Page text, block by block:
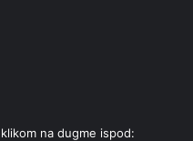
na dugme ispod: